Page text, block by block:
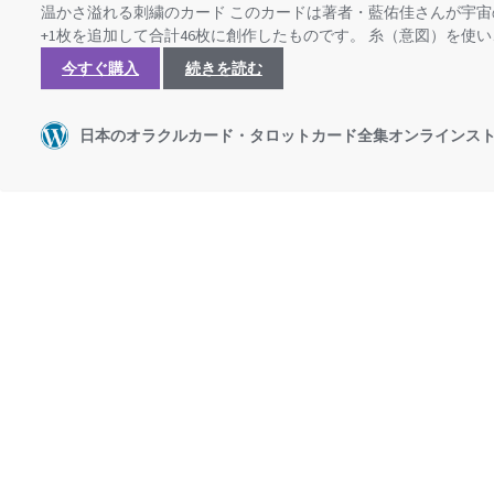
温かさ溢れる刺繍のカード このカードは著者・藍佑佳さんが宇
+1枚を追加して合計46枚に創作したものです。 糸（意図）を使
今すぐ購入
続きを読む
日本のオラクルカード・タロットカード全集オンラインス